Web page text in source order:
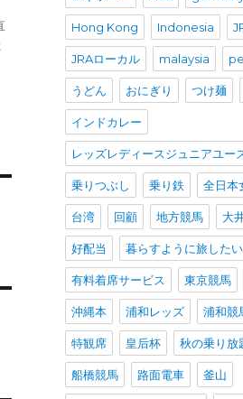
Hong Kong Indonesia
JRAローカル malaysia
うどん おにぎり つけ麺
インドカレー
レッズレディースジュニアユー
乗りつぶし 乗り鉄 全日本
台湾 回顧 地方競馬 大
好配当 暮らすように旅したい
有料着席サービス 東京競馬
沖縄本 浦和レッズ 浦和競
特観席 皇后杯 秋の乗り放
船橋競馬 路面電車 釜山